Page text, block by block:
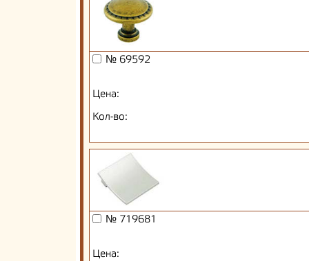
№ 69592
Цена:
Кол-во:
№ 719681
Цена: